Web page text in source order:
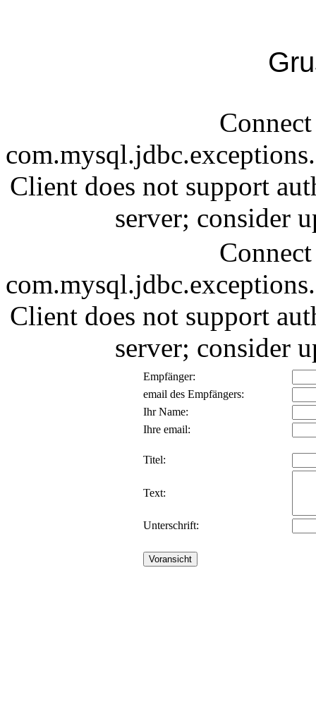
Client does not support
server; consider
Client does not support
server; consider
Empfänger:
email des Empfängers:
Ihr Name:
Ihre email:
Titel:
Text:
Unterschrift: